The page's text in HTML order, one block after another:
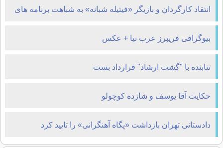
انتقاد كارگردان و بازیگر «فیتیله شبانه» به شباهت برنامه های
كودك
بیوگرافی فریبرز عرب نیا + عکس
تنابنده با "گشت ارشاد" قرارداد بست
حکایت آقا یوسف و شازده کوچولو
دادستانی تهران بازداشت «پگاه آهنگرانی» را تایید كرد